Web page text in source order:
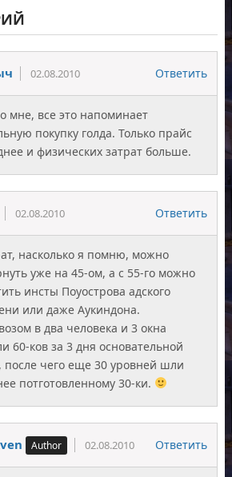
02.08.2010 Ответить
мне, все это напоминает
покупку голда. Только прайс
и физических затрат больше.
02.08.2010 Ответить
насколько я помню, можно
уже на 45-ом, а с 55-го можно
инсты Поуострова адского
или даже Аукиндона.
в два человека и 3 окна
60-ков за 3 дня основательной
после чего еще 30 уровней шли
потготовленному 30-ки.
02.08.2010 Ответить